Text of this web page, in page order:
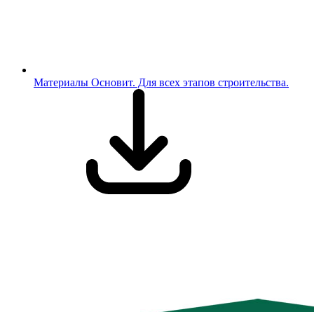
Материалы Основит. Для всех этапов строительства.